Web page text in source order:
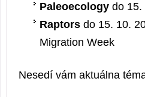
Paleoecologydo 15.
Raptorsdo 15. 10.
Migration Week
Nesedí vám aktuálna